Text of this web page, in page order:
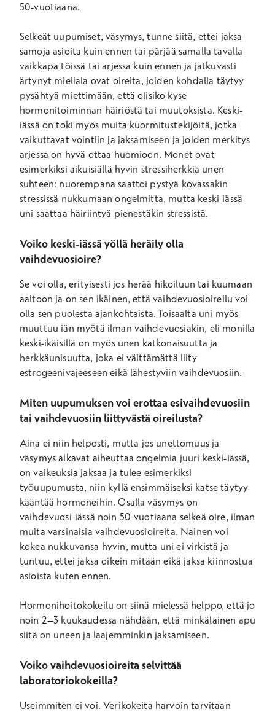
50-vuotiaana.
Selkeät uupumiset, väsymys, tunne siitä, ettei jaksa
samoja asioita kuin ennen tai pärjää samalla tavalla
vaikkapa töissä tai arjessa kuin ennen ja jatkuvasti
ärtynyt mieliala ovat oireita, joiden kohdalla täytyy
pysähtyä miettimään, että olisiko kyse
hormonitoiminnan häiriöstä tai muutoksista. Keski-
iässä on toki myös muita kuormitustekijöitä, jotka
vaikuttavat vointiin ja jaksamiseen ja joiden merkitys
arjessa on hyvä ottaa huomioon. Monet ovat
esimerkiksi aikuisiällä hyvin stressiherkkiä unen
suhteen: nuorempana saattoi pystyä kovassakin
stressissä nukkumaan ongelmitta, mutta keski-iässä
uni saattaa häiriintyä pienestäkin stressistä.
Voiko keski-iässä yöllä heräily olla
vaihdevuosioire?
Se voi olla, erityisesti jos herää hikoiluun tai kuumaan
aaltoon ja on sen ikäinen, että vaihdevuosioireilu voi
olla sen puolesta ajankohtaista. Toisaalta uni myös
muuttuu iän myötä ilman vaihdevuosiakin, eli monilla
keski-ikäisillä on myös unen katkonaisuutta ja
herkkäunisuutta, joka ei välttämättä liity
estrogeenivajeeseen eikä lähestyviin vaihdevuosiin.
Miten uupumuksen voi erottaa esivaihdevuosiin
tai vaihdevuosiin liittyvästä oireilusta?
Aina ei niin helposti, mutta jos unettomuus ja
väsymys alkavat aiheuttaa ongelmia juuri keski-iässä,
on vaikeuksia jaksaa ja tulee esimerkiksi
työuupumusta, niin kyllä ensimmäiseksi katse täytyy
kääntää hormoneihin. Osalla väsymys on
vaihdevuosi-iässä noin 50-vuotiaana selkeä oire, ilman
muita varsinaisia vaihdevuosioireita. Nainen voi
kokea nukkuvansa hyvin, mutta uni ei virkistä ja
tuntuu, ettei jaksa oikein mitään eikä jaksa kiinnostua
asioista kuten ennen.
Hormonihoitokokeilu on siinä mielessä helppo, että jo
noin 2–3 kuukaudessa nähdään, että minkälainen apu
siitä on uneen ja laajemminkin jaksamiseen.
Voiko vaihdevuosioireita selvittää
laboratoriokokeilla?
Useimmiten ei voi. Verikokeita harvoin tarvitaan